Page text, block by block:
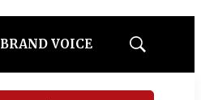
BRAND VOICE
Mostrar